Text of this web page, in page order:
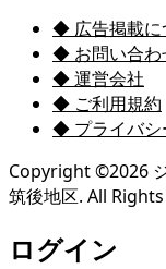
◆ 広告掲載に
◆ お問い合わ
◆ 運営会社
◆ ご利用規約
◆ プライバシ
Copyright ©2026
筑後地区. All
ログイン